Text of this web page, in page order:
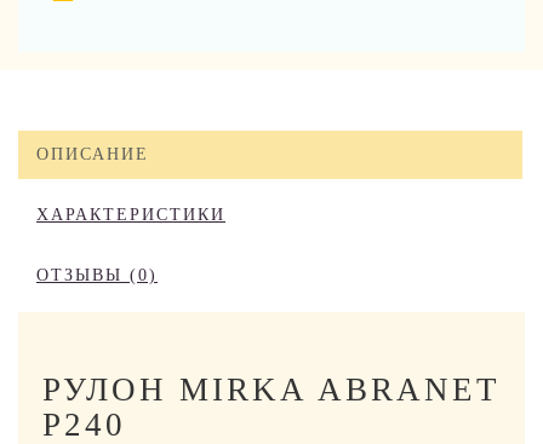
ОПИСАНИЕ
ХАРАКТЕРИСТИКИ
ОТЗЫВЫ (0)
РУЛОН MIRKA ABRANET
P240